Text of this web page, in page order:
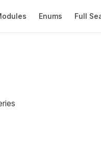
Enums Full